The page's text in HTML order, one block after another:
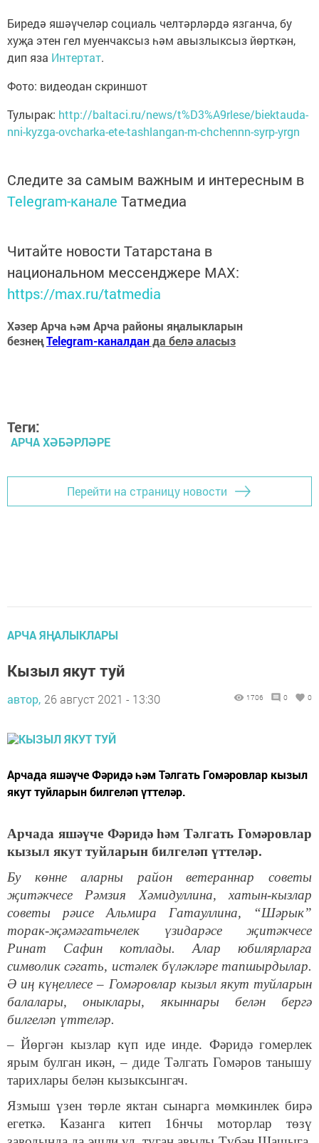
Биредә яшәүчеләр социаль челтәрләрдә язганча, бу
хуҗа этен гел муенчаксыз һәм авызлыксыз йөрткән,
дип яза Интертат.
Фото: видеодан скриншот
Тулырак: http://baltaci.ru/news/t%D3%A9rlese/biektauda-
nni-kyzga-ovcharka-ete-tashlangan-m-chchennn-syrp-yrgn
Следите за самым важным и интересным в
Telegram-канале Татмедиа
Читайте новости Татарстана в
национальном мессенджере MАХ:
https://max.ru/tatmedia
Хәзер Арча һәм Арча районы яңалыкларын
безнеңTelegram-каналданда белә аласыз
Теги:
АРЧА ХӘБӘРЛӘРЕ
Перейти на страницу новости
АРЧА ЯҢАЛЫКЛАРЫ
Кызыл якут туй
автор, 26 август 2021 - 13:30 1706 0 0
​​​​​​​Арчада яшәүче Фәридә һәм Тәлгать Гомәровлар кызыл
якут туйларын билгеләп үттеләр.
Арчада яшәүче Фәридә һәм Тәлгать Гомәровлар
кызыл якут туйларын билгеләп үттеләр.
Бу көнне аларны район ветераннар советы
җитәкчесе Рәмзия Хәмидуллина, хатын-кызлар
советы рәисе Альмира Гатауллина, “Шәрык”
торак-җәмәгатьчелек үзидарәсе җитәкчесе
Ринат Сафин котлады. Алар юбилярларга
символик сәгать, истәлек бүләкләре тапшырдылар.
Ә иң күңеллесе – Гомәровлар кызыл якут туйларын
балалары, оныклары, якыннары белән бергә
билгеләп үттеләр.
– Йөргән кызлар күп иде инде. Фәридә гомерлек
ярым булган икән, – диде Тәлгать Гомәров танышу
тарихлары белән кызыксынгач.
Язмыш үзен төрле яктан сынарга мөмкинлек бирә
егеткә. Казанга китеп 16нчы моторлар төзү